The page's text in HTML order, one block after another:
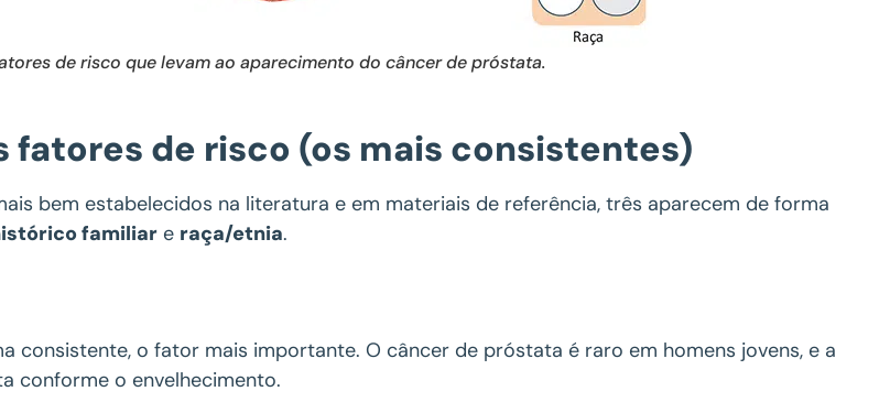
de risco que levam ao aparecimento do câncer de próstata.
fatores de risco (os mais consistentes)
bem estabelecidos na literatura e em materiais de referência, três aparecem de forma
familiar e raça/etnia.
consistente, o fator mais importante. O câncer de próstata é raro em homens jovens, e a
conforme o envelhecimento.